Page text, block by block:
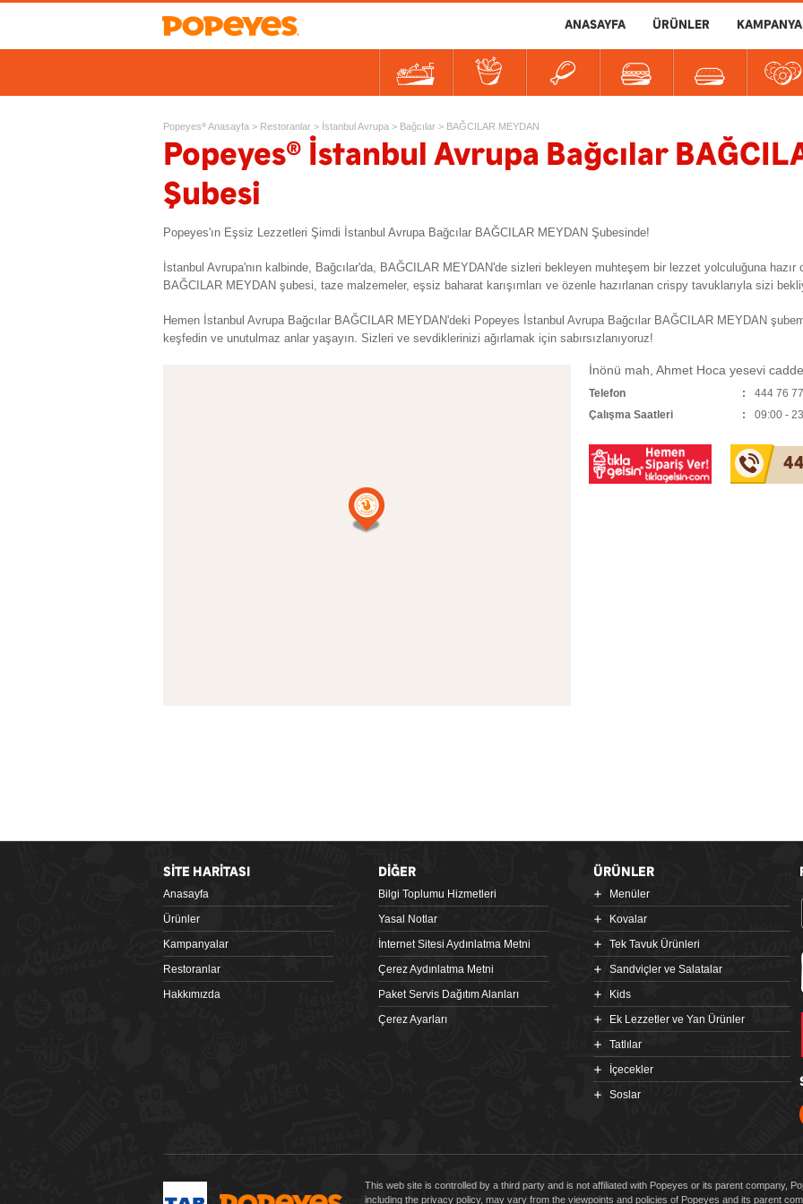
ANASAYFA ÜRÜNLER
İçecekler Soslar
Popeyes® Anasayfa > Restoranlar > İstanbul Avrupa > Bağcılar > BAĞCILAR MEYDAN
Popeyes®
İstanbul Avrupa Bağcılar
Şubesi
Popeyes'ın Eşsiz Lezzetleri Şimdi İstanbul Avrupa Bağcılar BAĞCILAR MEYDAN Şubesinde!
İstanbul Avrupa'nın kalbinde, Bağcılar'da, BAĞCILAR MEYDAN'de sizleri bekleyen muhteşem bir lezzet yolculuğuna
BAĞCILAR MEYDAN şubesi, taze malzemeler, eşsiz baharat karışımları ve özenle hazırlanan crispy tavuklarıyla sizi
Hemen İstanbul Avrupa Bağcılar BAĞCILAR MEYDAN'deki Popeyes İstanbul Avrupa Bağcılar BAĞCILAR MEYDAN
keşfedin ve unutulmaz anlar yaşayın. Sizleri ve sevdiklerinizi ağırlamak için sabırsızlanıyoruz!
İnönü mah, Ahmet Hoca yesevi
Telefon
444 76 77
Çalışma Saatleri
09:00 -
SİTE HARİTASI
Anasayfa
Ürünler
Kampanyalar
Restoranlar
Hakkımızda
DİĞER
Bilgi Toplumu Hizmetleri
Yasal Notlar
İnternet Sitesi Aydınlatma Metni
Çerez Aydınlatma Metni
Paket Servis Dağıtım Alanları
Çerez Ayarları
ÜRÜNLER
Menüler
Kovalar
Tek Tavuk Ürünleri
Sandviçler ve Salatalar
Kids
Ek Lezzetler ve Yan Ürünler
Tatlılar
İçecekler
Soslar
This web site is controlled by a third party and is not affiliated with Popeyes or its parent company,
including the privacy policy, may vary from the viewpoints and policies of Popeyes and its parent